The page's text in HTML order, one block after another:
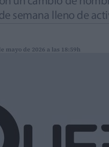
semana lleno de
mayo de 2026 a las 18:59h